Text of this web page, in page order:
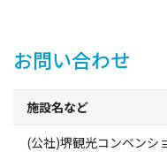
イベント情報
ショッピング・お土産
お問い合わせ
施設名など
(公社)堺観光コンベン